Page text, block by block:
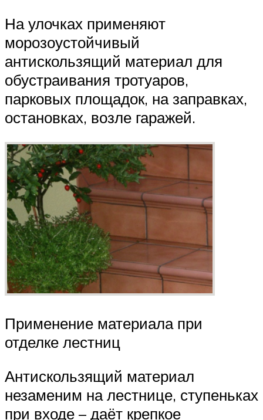
На улочках применяют
морозоустойчивый
антискользящий материал для
обустраивания тротуаров,
парковых площадок, на заправках,
остановках, возле гаражей.
Применение материала при
отделке лестниц
Антискользящий материал
незаменим на лестнице, ступеньках
при входе – даёт крепкое